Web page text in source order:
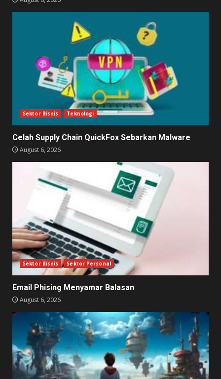
Sektor Bisnis Teknologi
Celah Supply Chain QuickFox Sebarkan Malware
August 6, 2026
Sektor Bisnis Sektor Personal
Email Phising Menyamar Balasan
August 6, 2026